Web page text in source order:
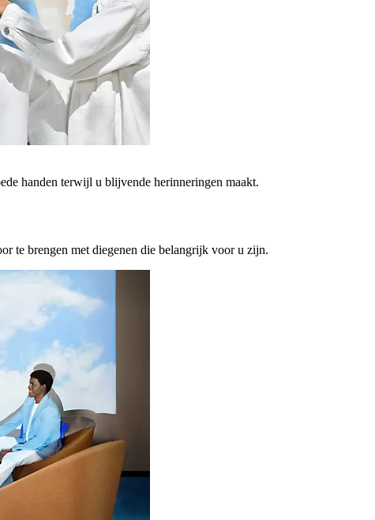
handen terwijl u blijvende herinneringen maakt.
te brengen met diegenen die belangrijk voor u zijn.